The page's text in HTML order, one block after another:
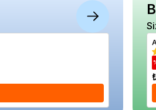
Kalanşo